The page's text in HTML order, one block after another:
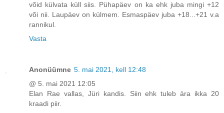
võid külvata küll siis. Pühapäev on ka ehk juba mingi +12
või nii. Laupäev on külmem. Esmaspäev juba +18...+21 v.a
rannikul.
Vasta
Anonüümne 5. mai 2021, kell 12:48
@ 5. mai 2021 12:05
Elan Rae vallas, Jüri kandis. Siin ehk tuleb ära ikka 20
kraadi piir.